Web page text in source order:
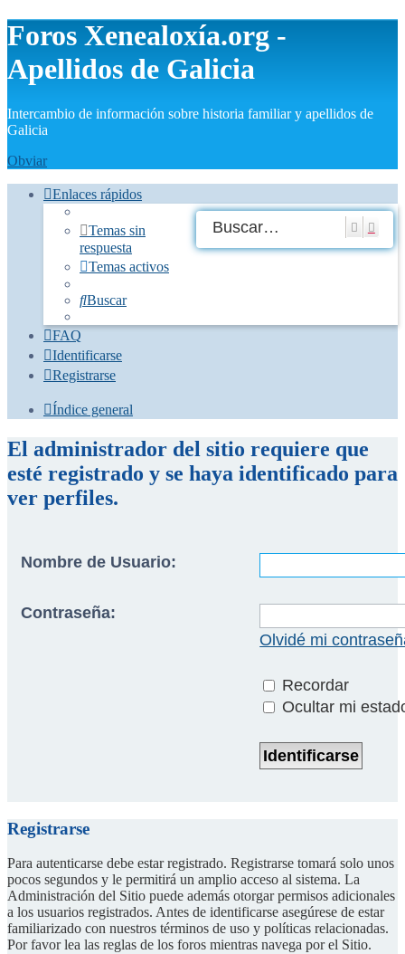
Foros Xenealoxía.org -
Apellidos de Galicia
Intercambio de información sobre historia familiar y apellidos de
Galicia
Obviar
Buscar
Enlaces rápidos
Temas sin
respuesta
Temas activos
Buscar
FAQ
Identificarse
Registrarse
Índice general
El administrador del sitio requiere que
esté registrado y se haya identificado para
ver perfiles.
Nombre de Usuario:
Contraseña:
Olvidé mi
Recordar
Ocultar mi
Registrarse
Para autenticarse debe estar registrado. Registrarse tomará solo unos
pocos segundos y le permitirá un amplio acceso al sistema. La
Administración del Sitio puede además otorgar permisos adicionales
a los usuarios registrados. Antes de identificarse asegúrese de estar
familiarizado con nuestros términos de uso y políticas relacionadas.
Por favor lea las reglas de los foros mientras navega por el Sitio.